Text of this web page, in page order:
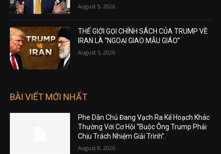
August 5, 2026
THẾ GIỚI GỌI CHÍNH SÁCH CỦA TRUMP VỀ
IRAN LÀ “NGOẠI GIAO MẪU GIÁO”
August 5, 2026
BÀI VIẾT MỚI NHẤT
Phe Dân Chủ Đang Vạch Ra Kế Hoạch Khác
Thường Với Cơ Hội “Buộc Ông Trump Phải
Chịu Trách Nhiệm Giải Trình”.
August 8, 2026